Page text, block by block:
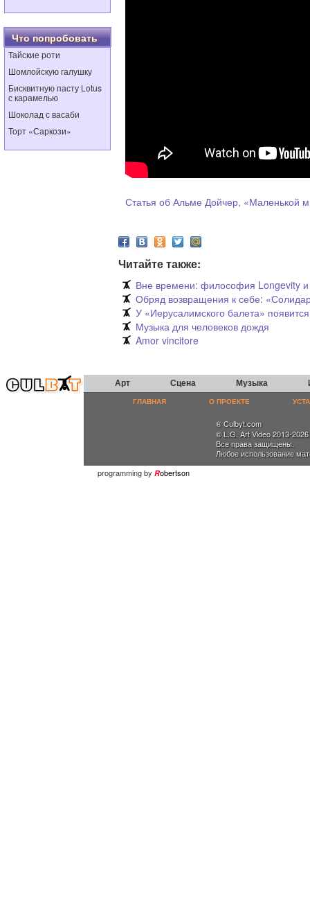
Что попробовать
Тайские роти
Шомлойскую галушку
Бисквитную пасту Lotus
с карамелью
Шоколад с васаби
Торт «Саркози»
Статья об Альме Дойчер, «Маленькой
Читайте также:
Вне времени: философия Longevity и
Обряд возвращения к себе:
У «Иерусалимского балета»
Музыка для человеков дождя
Amor vincitore
Арт Сцена Музыка
ГЛАВНАЯ О ПРОЕКТЕ
® Culbyt.com
© L.G. Art Video 2013-2026
Все права защищены.
Любое использование
programming by Robertson